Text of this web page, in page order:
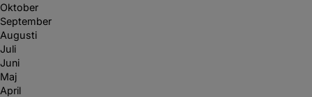
Oktober
September
Augusti
Juli
Juni
Maj
April